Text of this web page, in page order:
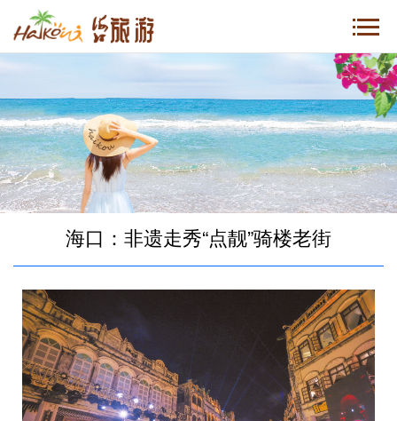
海口：非遗走秀“点靓”骑楼老街